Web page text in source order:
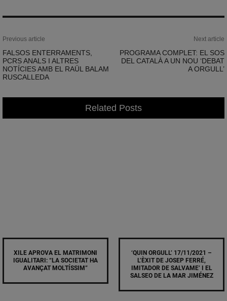
Previous article
FALSOS ENTERRAMENTS,
PCRS ANALS I ALTRES
NOTÍCIES AMB EL RAÜL BALAM
RUSCALLEDA
Next article
PROGRAMA COMPLET: EL SOS
DEL CATALÀ A UN NOU ‘DEBAT
A ORGULL’
Related Posts
XILE APROVA EL MATRIMONI
IGUALITARI: “LA SOCIETAT HA
AVANÇAT MOLTÍSSIM”
‘QUIN ORGULL’ 17/11/2021 –
L’ÈXIT DE JOSEP FERRÉ,
IMITADOR DE SALVAME’ I EL
SALSEO DE LA MAR JIMÉNEZ